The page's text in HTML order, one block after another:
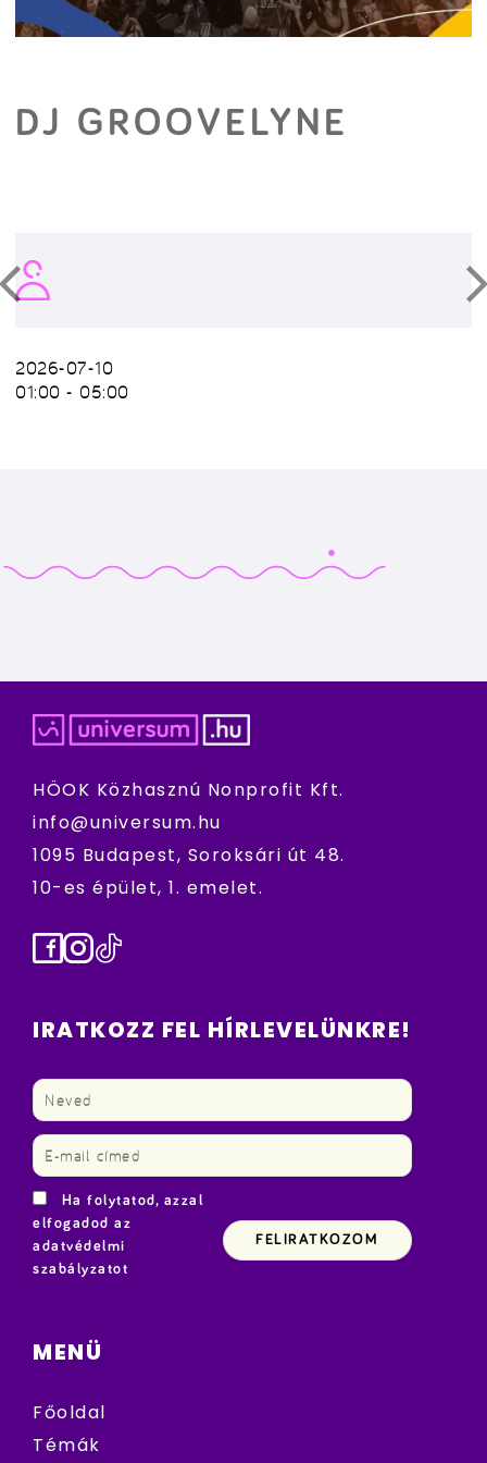
DJ GROOVELYNE
2026-07-10
01:00 - 05:00
HÖOK Közhasznú Nonprofit Kft.
info@universum.hu
1095 Budapest, Soroksári út 48.
10-es épület, 1. emelet.
Facebook
Instagram
TikTok
IRATKOZZ FEL HÍRLEVELÜNKRE!
Ha folytatod, azzal
elfogadod az
adatvédelmi
szabályzatot
MENÜ
Főoldal
Témák